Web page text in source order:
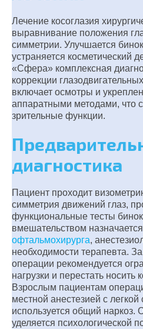
Лечение косоглазия
выравнивание положения
симметрии. Улучшается
устраняется косметический
«Сфера» комплексная
коррекции
включает осмотры и
аппаратными методами, что
зрительные функции.
диагностика
Пациент проходит
симметрия движений глаз,
функциональные тесты
вмешательством назначается
офтальмохирурга,
необходимости терапевта.
операции рекомендуется
нагрузки и перестать носить
Взрослым пациентам
местной анестезией с
используется общий наркоз.
уделяется психологической